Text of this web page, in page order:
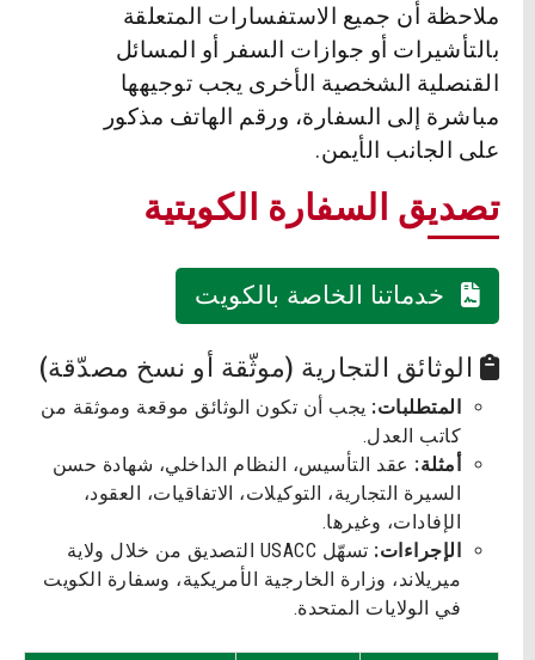
ملاحظة أن جميع الاستفسارات المتعلقة
بالتأشيرات أو جوازات السفر أو المسائل
القنصلية الشخصية الأخرى يجب توجيهها
مباشرة إلى السفارة، ورقم الهاتف مذكور
على الجانب الأيمن.
تصديق السفارة الكويتية
خدماتنا الخاصة بالكويت
الوثائق التجارية (موثّقة أو نسخ مصدّقة)
المتطلبات: يجب أن تكون الوثائق موقعة وموثقة من
كاتب العدل.
أمثلة: عقد التأسيس، النظام الداخلي، شهادة حسن
السيرة التجارية، التوكيلات، الاتفاقيات، العقود،
الإفادات، وغيرها.
الإجراءات:
تسهّل USACC التصديق من خلال ولاية
ميريلاند، وزارة الخارجية الأمريكية، وسفارة الكويت
في الولايات المتحدة.